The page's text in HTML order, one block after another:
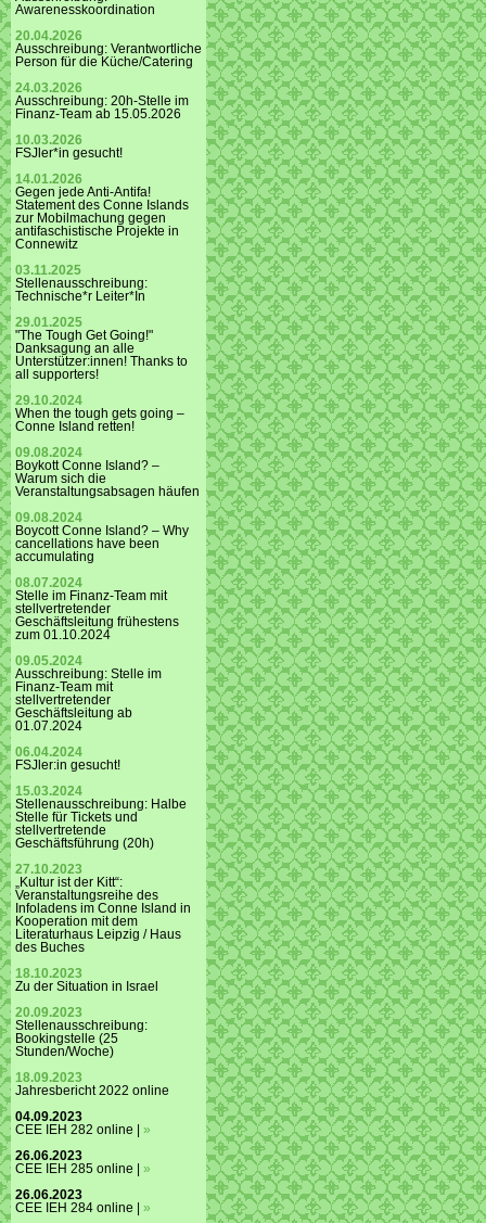
Awarenesskoordination
20.04.2026
Ausschreibung: Verantwortliche
Person für die Küche/Catering
24.03.2026
Ausschreibung: 20h-Stelle im
Finanz-Team ab 15.05.2026
10.03.2026
FSJler*in gesucht!
14.01.2026
Gegen jede Anti-Antifa!
Statement des Conne Islands
zur Mobilmachung gegen
antifaschistische Projekte in
Connewitz
03.11.2025
Stellenausschreibung:
Technische*r Leiter*In
29.01.2025
"The Tough Get Going!"
Danksagung an alle
Unterstützer:innen! Thanks to
all supporters!
29.10.2024
When the tough gets going –
Conne Island retten!
09.08.2024
Boykott Conne Island? –
Warum sich die
Veranstaltungsabsagen häufen
09.08.2024
Boycott Conne Island? – Why
cancellations have been
accumulating
08.07.2024
Stelle im Finanz-Team mit
stellvertretender
Geschäftsleitung frühestens
zum 01.10.2024
09.05.2024
Ausschreibung: Stelle im
Finanz-Team mit
stellvertretender
Geschäftsleitung ab
01.07.2024
06.04.2024
FSJler:in gesucht!
15.03.2024
Stellenausschreibung: Halbe
Stelle für Tickets und
stellvertretende
Geschäftsführung (20h)
27.10.2023
„Kultur ist der Kitt“:
Veranstaltungsreihe des
Infoladens im Conne Island in
Kooperation mit dem
Literaturhaus Leipzig / Haus
des Buches
18.10.2023
Zu der Situation in Israel
20.09.2023
Stellenausschreibung:
Bookingstelle (25
Stunden/Woche)
18.09.2023
Jahresbericht 2022 online
04.09.2023
CEE IEH 282 online | »
26.06.2023
CEE IEH 285 online | »
26.06.2023
CEE IEH 284 online | »